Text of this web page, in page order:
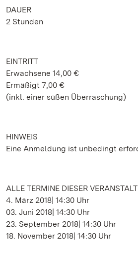
DAUER
2 Stunden
EINTRITT
Erwachsene 14,00 €
Ermäßigt 7,00 €
(inkl. einer süßen Überraschung)
HINWEIS
Eine Anmeldung ist unbedingt
ALLE TERMINE DIESER
4. März 2018| 14:30 Uhr
03. Juni 2018| 14:30 Uhr
23. September 2018| 14:30 Uhr
18. November 2018| 14:30 Uhr